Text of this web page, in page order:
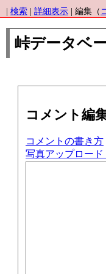
検索 詳細表示 | 編集（
峠データベ
コメント編
コメントの書き方
写真アップロード